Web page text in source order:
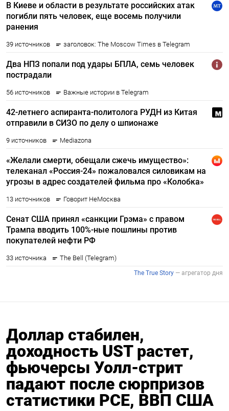
Доллар стабилен,
доходность UST растет,
фьючерсы Уолл-стрит
падают после сюрпризов
статистики PCE, ВВП США